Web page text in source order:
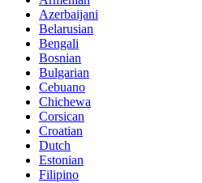
Azerbaijani
Belarusian
Bengali
Bosnian
Bulgarian
Cebuano
Chichewa
Corsican
Croatian
Dutch
Estonian
Filipino